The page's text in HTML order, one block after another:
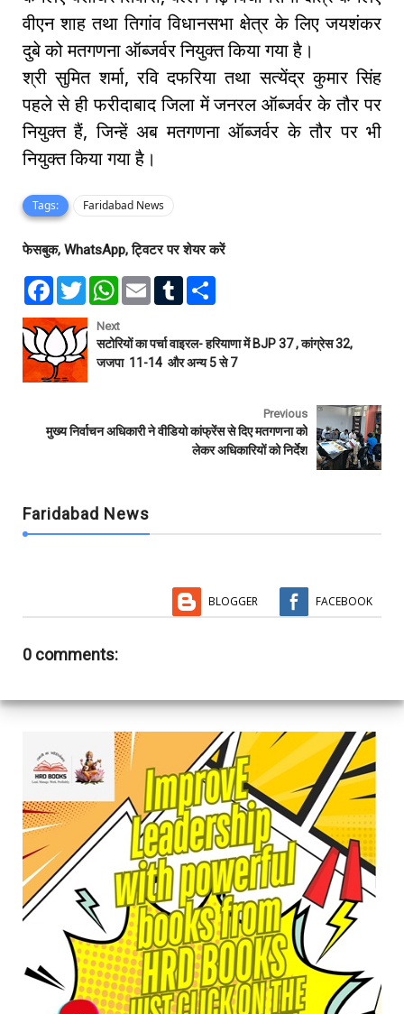
वीएन शाह तथा तिगांव विधानसभा क्षेत्र के लिए जयशंकर
दुबे को मतगणना ऑब्जर्वर नियुक्त किया गया है।
श्री सुमित शर्मा, रवि दफरिया तथा सत्येंद्र कुमार सिंह
पहले से ही फरीदाबाद जिला में जनरल ऑब्जर्वर के तौर पर
नियुक्त हैं, जिन्हें अब मतगणना ऑब्जर्वर के तौर पर भी
नियुक्त किया गया है।
Tags: Faridabad News
फेसबुक, WhatsApp, ट्विटर पर शेयर करें
F
e
o
o
k
T
w
t
t
e
W
t
s
A
p
E
l
T
l
r
e
Next
सटोरियों का पर्चा वाइरल- हरियाणा में BJP 37 , कांग्रेस 32,
जजपा 11-14 और अन्य 5 से 7
Previous
मुख्य निर्वाचन अधिकारी ने वीडियो कांफ्रेंस से दिए मतगणना को
लेकर अधिकारियों को निर्देश
Faridabad News
BLOGGER FACEBOOK
0 comments: